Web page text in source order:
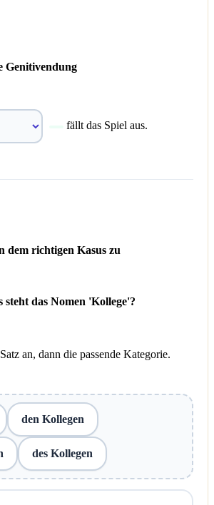
Genitivendung
fällt das Spiel aus.
dem richtigen Kasus zu
steht das Nomen 'Kollege'?
an, dann die passende Kategorie.
den Kollegen
des Kollegen